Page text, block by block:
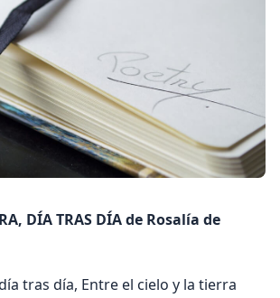
DÍA TRAS DÍA de Rosalía de
tras día, Entre el cielo y la tierra